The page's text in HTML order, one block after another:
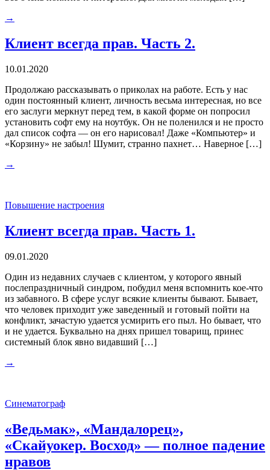
→
Клиент всегда прав. Часть 2.
10.01.2020
Продолжаю рассказывать о приколах на работе. Есть у нас
один постоянный клиент, личность весьма интересная, но все
его заслуги меркнут перед тем, в какой форме он попросил
установить софт ему на ноутбук. Он не поленился и не просто
дал список софта — он его нарисовал! Даже «Компьютер» и
«Корзину» не забыл! Шумит, странно пахнет… Наверное […]
→
Повышение настроения
Клиент всегда прав. Часть 1.
09.01.2020
Один из недавних случаев с клиентом, у которого явный
послепраздничный синдром, побудил меня вспомнить кое-что
из забавного. В сфере услуг всякие клиенты бывают. Бывает,
что человек приходит уже заведенный и готовый пойти на
конфликт, зачастую удается усмирить его пыл. Но бывает, что
и не удается. Буквально на днях пришел товарищ, принес
системный блок явно видавший […]
→
Синематограф
«Ведьмак», «Мандалорец»,
«Скайуокер. Восход» — полное падение
нравов